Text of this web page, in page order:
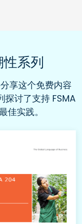
性系列
享这个免费内容
探讨了支持 FSMA
佳实践。